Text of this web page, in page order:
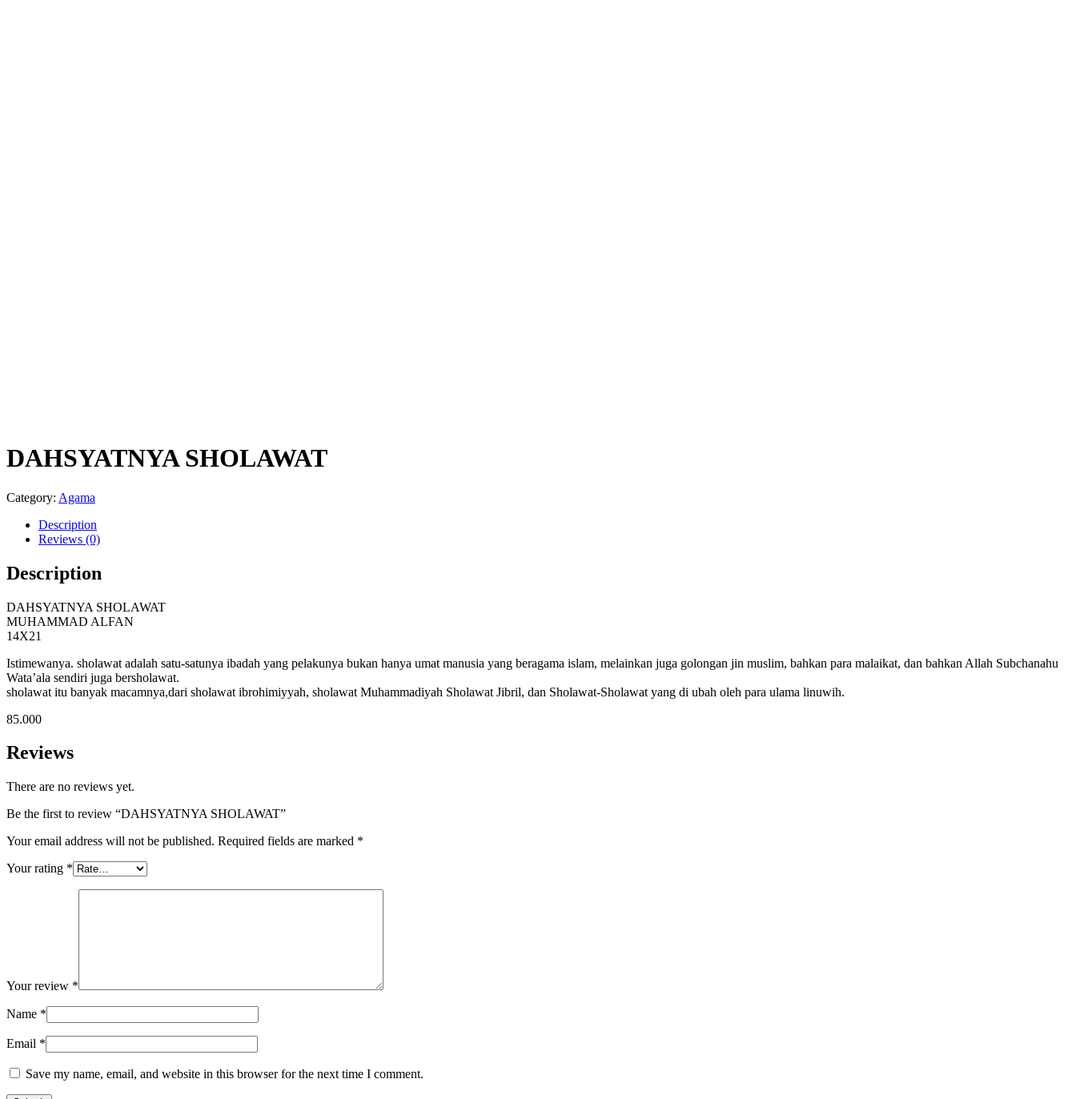
DAHSYATNYA SHOLAWAT
Category: Agama
Description
Reviews (0)
Description
DAHSYATNYA SHOLAWAT
MUHAMMAD ALFAN
14X21
Istimewanya. sholawat adalah satu-satunya ibadah yang pelakunya bukan hanya umat manusia yang beragama islam, melainkan juga golongan jin muslim, bahkan para malaikat, dan bahkan Allah Subchanahu
Wata’ala sendiri juga bersholawat.
sholawat itu banyak macamnya,dari sholawat ibrohimiyyah, sholawat Muhammadiyah Sholawat Jibril, dan Sholawat-Sholawat yang di ubah oleh para ulama linuwih.
85.000
Reviews
There are no reviews yet.
Be the first to review “DAHSYATNYA SHOLAWAT”
Your email address will not be published. Required fields are marked *
Your rating *
Your review *
Name *
Email *
Save my name, email, and website in this browser for the next time I comment.